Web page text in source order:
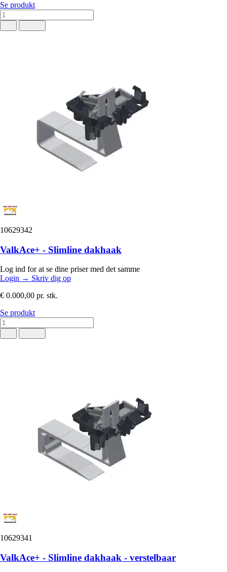
Se produkt
10629342
ValkAce+ - Slimline dakhaak
Log ind for at se dine priser med det samme
Login → Skriv dig op
€ 0.000,00 pr. stk.
Se produkt
10629341
ValkAce+ - Slimline dakhaak - verstelbaar